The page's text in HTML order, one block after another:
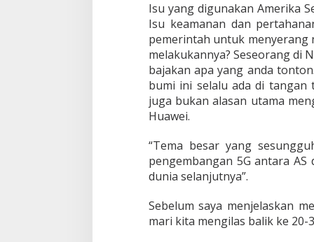
Isu yang digunakan Amerika
Isu keamanan dan
pemerintah untuk menyerang
melakukannya? Seseorang di
bajakan apa yang anda
bumi ini selalu ada di
juga bukan alasan utama
Huawei.
“Tema besar yang
pengembangan 5G antara
dunia selanjutnya”.
Sebelum saya menjelaskan
mari kita mengilas balik ke 20-